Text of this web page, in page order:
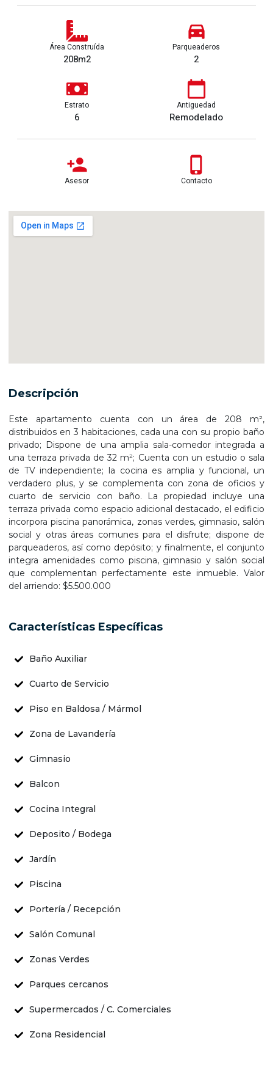
Área Construída
208m2
Parqueaderos
2
Estrato
6
Antiguedad
Remodelado
Asesor Contacto
Descripción
Este apartamento cuenta con un área de 208 m²,
distribuidos en 3 habitaciones, cada una con su propio baño
privado; Dispone de una amplia sala-comedor integrada a
una terraza privada de 32 m²; Cuenta con un estudio o sala
de TV independiente; la cocina es amplia y funcional, un
verdadero plus, y se complementa con zona de oficios y
cuarto de servicio con baño. La propiedad incluye una
terraza privada como espacio adicional destacado, el edificio
incorpora piscina panorámica, zonas verdes, gimnasio, salón
social y otras áreas comunes para el disfrute; dispone de
parqueaderos, así como depósito; y finalmente, el conjunto
integra amenidades como piscina, gimnasio y salón social
que complementan perfectamente este inmueble. Valor
del arriendo: $5.500.000
Características Específicas
Baño Auxiliar
Cuarto de Servicio
Piso en Baldosa / Mármol
Zona de Lavandería
Gimnasio
Balcon
Cocina Integral
Deposito / Bodega
Jardín
Piscina
Portería / Recepción
Salón Comunal
Zonas Verdes
Parques cercanos
Supermercados / C. Comerciales
Zona Residencial